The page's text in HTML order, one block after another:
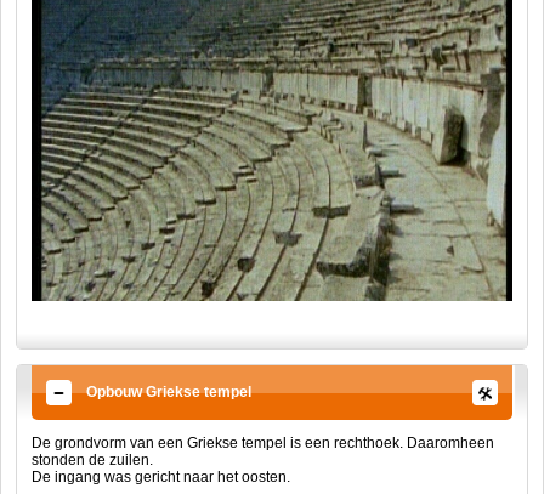
Opbouw Griekse tempel
De grondvorm van een Griekse tempel is een rechthoek. Daaromheen
stonden de zuilen.
De ingang was gericht naar het oosten.